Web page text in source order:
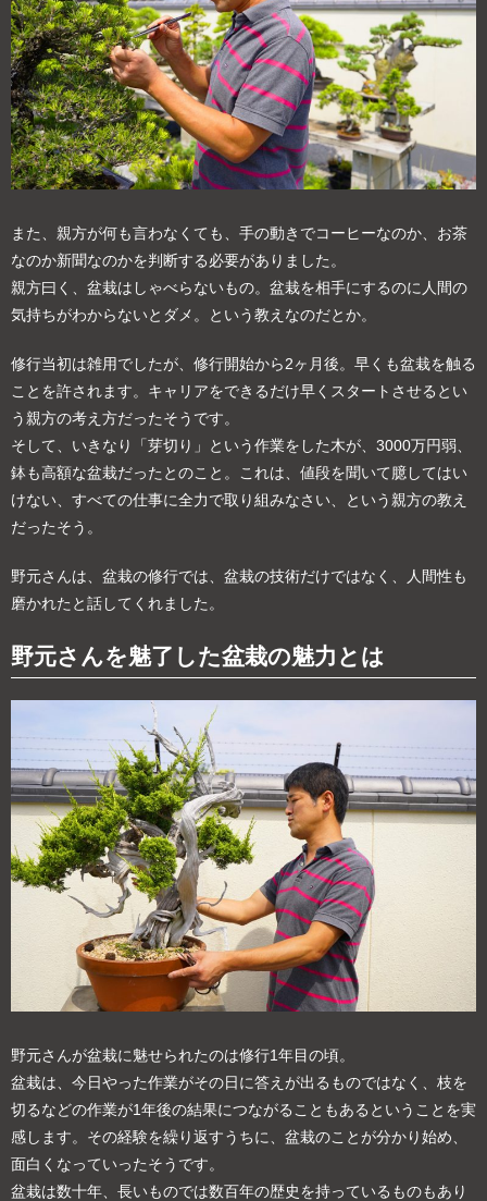
また、親方が何も言わなくても、手の動きでコーヒーなのか、お茶
なのか新聞なのかを判断する必要がありました。
親方曰く、盆栽はしゃべらないもの。盆栽を相手にするのに人間の
気持ちがわからないとダメ。という教えなのだとか。
修行当初は雑用でしたが、修行開始から2ヶ月後。早くも盆栽を触る
ことを許されます。キャリアをできるだけ早くスタートさせるとい
う親方の考え方だったそうです。
そして、いきなり「芽切り」という作業をした木が、3000万円弱、
鉢も高額な盆栽だったとのこと。これは、値段を聞いて臆してはい
けない、すべての仕事に全力で取り組みなさい、という親方の教え
だったそう。
野元さんは、盆栽の修行では、盆栽の技術だけではなく、人間性も
磨かれたと話してくれました。
野元さんを魅了した盆栽の魅力とは
野元さんが盆栽に魅せられたのは修行1年目の頃。
盆栽は、今日やった作業がその日に答えが出るものではなく、枝を
切るなどの作業が1年後の結果につながることもあるということを実
感します。その経験を繰り返すうちに、盆栽のことが分かり始め、
面白くなっていったそうです。
盆栽は数十年、長いものでは数百年の歴史を持っているものもあり